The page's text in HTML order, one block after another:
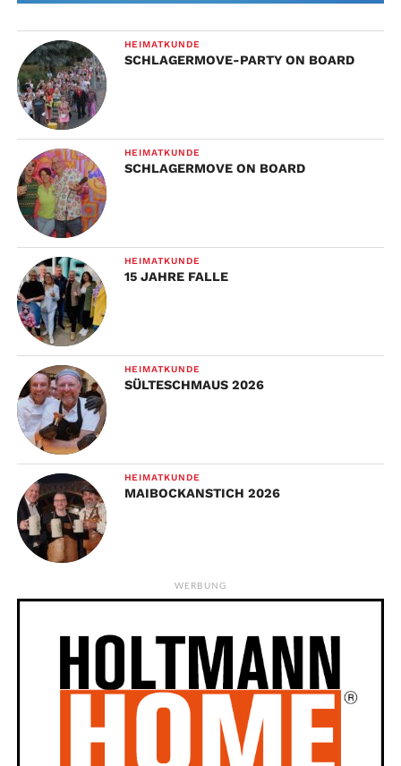
HEIMATKUNDE
SCHLAGERMOVE-PARTY ON BOARD
HEIMATKUNDE
SCHLAGERMOVE ON BOARD
HEIMATKUNDE
15 JAHRE FALLE
HEIMATKUNDE
SÜLTESCHMAUS 2026
HEIMATKUNDE
MAIBOCKANSTICH 2026
WERBUNG